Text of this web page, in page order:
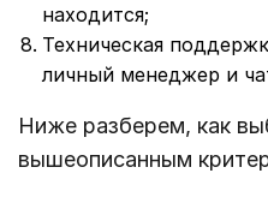
находится;
Техническая
личный менеджер и
Ниже разберем, как
вышеописанным